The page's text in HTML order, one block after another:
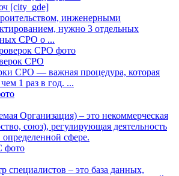
[city_gde]
инженерными
нужно 3 отдельных
СРО о ...
СРО
СРО — важная процедура, которая
1 раз в год. ...
Организация) – это некоммерческая
союз), регулирующая деятельность
сфере.
специалистов – это база данных,